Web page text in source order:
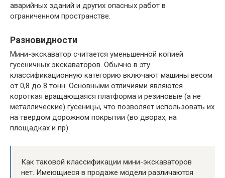
аварийных зданий и других опасных работ в
ограниченном пространстве.
Разновидности
Мини-экскаватор считается уменьшенной копией
гусеничных экскаваторов. Обычно в эту
классификационную категорию включают машины весом
от 0,8 до 8 тонн. Основными отличиями являются
короткая вращающаяся платформа и резиновые (а не
металлические) гусеницы, что позволяет использовать их
на твердом дорожном покрытии (во дворах, на
площадках и пр).
Как таковой классификации мини-экскаваторов
нет. Имеющиеся в продаже модели различаются